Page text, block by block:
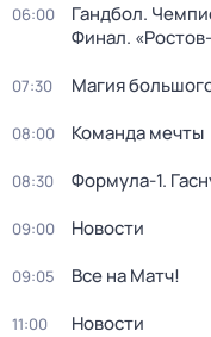
06:00
Гандбол.
Финал.
07:30 Магия
08:00 Команда мечты
08:30 Формула-1.
09:00 Новости
09:05 Все на Матч!
11:00 Новости